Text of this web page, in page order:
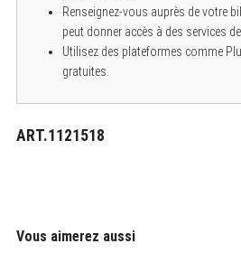
Renseignez-vous auprès de votre
peut donner accès à des services
Utilisez des plateformes comme
gratuites.
ART.1121518
Vous aimerez aussi